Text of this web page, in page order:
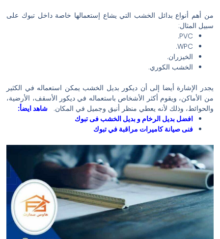
من أهم أنواع بدائل الخشب التي يشاع إستعمالها خاصة داخل تبوك على
سبيل المثال:
PVC.
WPC.
الخيزران.
الخشب الكوري.
يجدر الإشارة أيضا إلى أن ديكور بديل الخشب يمكن استعماله في الكثير
من الأماكن، ويقوم أكثر الأشخاص باستعماله في ديكور الأسقف، الأرضية،
والحوائط، وذلك لأنه يعطي منظر أنيق وجميل في المكان.شاهد ايضأ:
افضل بديل الرخام و بديل الخشب فى تبوك
فنى صيانة كاميرات مراقبة في تبوك